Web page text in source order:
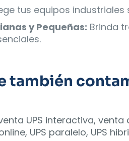
tus equipos
y Pequeñas: Brinda
también
UPS interactiva, venta
UPS paralelo, UPS